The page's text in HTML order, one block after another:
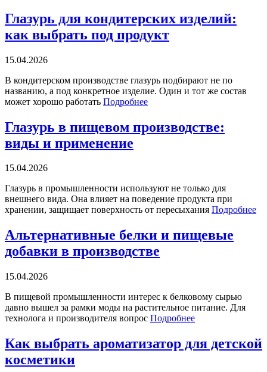
Глазурь для кондитерских изделий:
как выбрать под продукт
15.04.2026
В кондитерском производстве глазурь подбирают не по
названию, а под конкретное изделие. Один и тот же состав
может хорошо работать Подробнее
Глазурь в пищевом производстве:
виды и применение
15.04.2026
Глазурь в промышленности используют не только для
внешнего вида. Она влияет на поведение продукта при
хранении, защищает поверхность от пересыхания Подробнее
Альтернативные белки и пищевые
добавки в производстве
15.04.2026
В пищевой промышленности интерес к белковому сырью
давно вышел за рамки моды на растительное питание. Для
технолога и производителя вопрос Подробнее
Как выбрать ароматизатор для детской
косметики